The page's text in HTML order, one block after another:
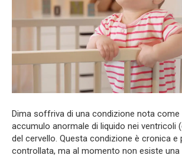
Dima soffriva di una condizione nota come
accumulo anormale di liquido nei ventricoli
del cervello. Questa condizione è cronica e
controllata, ma al momento non esiste una